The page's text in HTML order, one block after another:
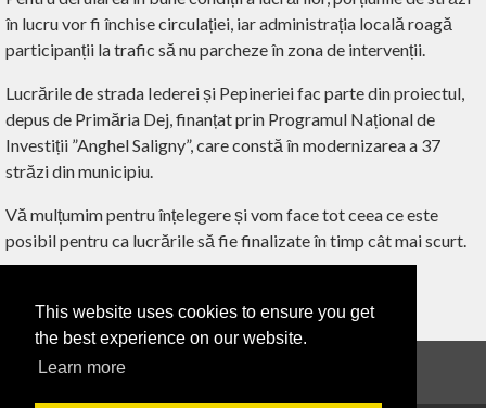
This website uses cookies to ensure you get
the best experience on our website.
Learn more
în lucru vor fi închise circulației, iar administrația locală roagă
participanții la trafic să nu parcheze în zona de intervenții.
Lucrările de strada Iederei și Pepineriei fac parte din proiectul,
depus de Primăria Dej, finanțat prin Programul Național de
Investiții ”Anghel Saligny”, care constă în modernizarea a 37
străzi din municipiu.
Vă mulțumim pentru înțelegere și vom face tot ceea ce este
posibil pentru ca lucrările să fie finalizate în timp cât mai scurt.
‹ ÎNAPOI
Anunțuri